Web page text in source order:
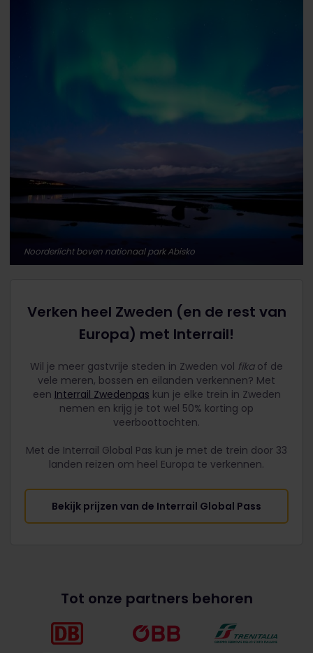
Noorderlicht boven nationaal park Abisko
Verken heel Zweden (en de rest van
Europa) met Interrail!
Wil je meer gastvrije steden in Zweden vol fikaof de
vele meren, bossen en eilanden verkennen? Met
een Interrail Zwedenpas kun je elke trein in Zweden
nemen en krijg je tot wel 50% korting op
veerboottochten.
Met de Interrail Global Pas kun je met de trein door 33
landen reizen om heel Europa te verkennen.
Bekijk prijzen van de Interrail Global Pass
Tot onze partners behoren